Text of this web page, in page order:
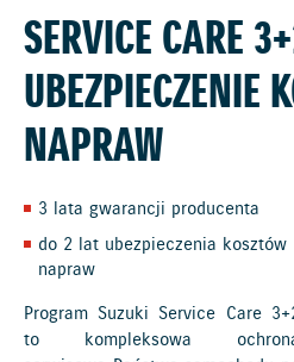
SERVICE CARE
UBEZPIECZENIE
NAPRAW
3 lata gwarancji producenta
do 2 lat ubezpieczenia kosztów
napraw
Program Suzuki Service Care
to kompleksowa